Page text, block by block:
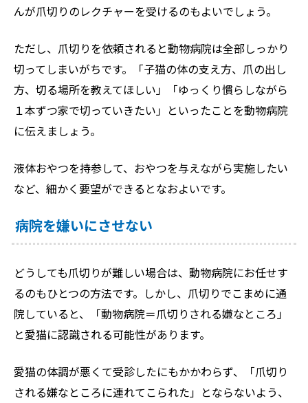
んが爪切りのレクチャーを受けるのもよいでしょう。
ただし、爪切りを依頼されると動物病院は全部しっかり
切ってしまいがちです。「子猫の体の支え方、爪の出し
方、切る場所を教えてほしい」「ゆっくり慣らしながら
１本ずつ家で切っていきたい」といったことを動物病院
に伝えましょう。
液体おやつを持参して、おやつを与えながら実施したい
など、細かく要望ができるとなおよいです。
病院を嫌いにさせない
どうしても爪切りが難しい場合は、動物病院にお任せす
るのもひとつの方法です。しかし、爪切りでこまめに通
院していると、「動物病院＝爪切りされる嫌なところ」
と愛猫に認識される可能性があります。
愛猫の体調が悪くて受診したにもかかわらず、「爪切り
される嫌なところに連れてこられた」とならないよう、